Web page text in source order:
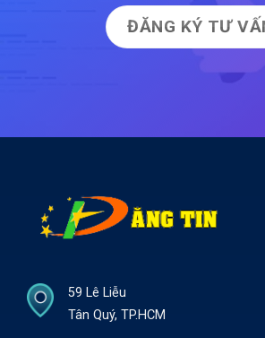
ĐĂNG KÝ TƯ
59 Lê Liễu
Tân Quý, TP.HCM